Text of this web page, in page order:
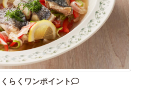
らくワンポイント